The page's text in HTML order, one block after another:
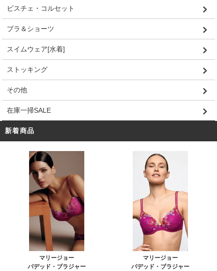
ビスチェ・コルセット
ブラ＆ショーツ
スイムウェア[水着]
ストッキング
その他
在庫一掃SALE
新着商品
マリージョー
パデッド・ブラジャー
マリージョー
パデッド・ブラジャー